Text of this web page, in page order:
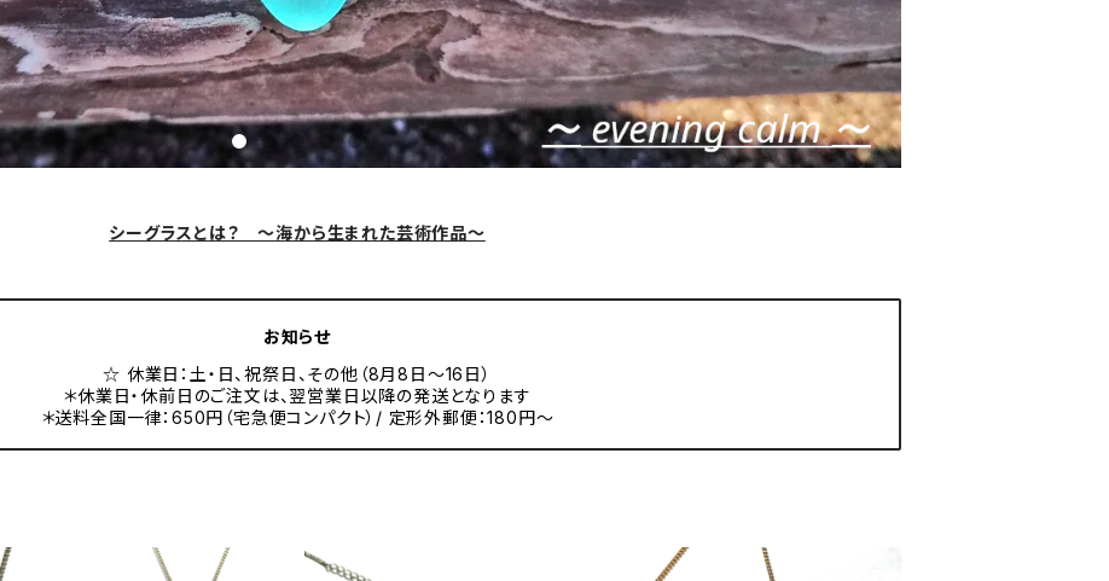
シーグラスとは？ ～海から生まれた芸術作品～
お知らせ
☆ 休業日：土・日、祝祭日、その他（8月8日～16日）
＊休業日・休前日のご注文は、翌営業日以降の発送となります
＊送料全国一律：650円（宅急便コンパクト）/ 定形外郵便：180円～